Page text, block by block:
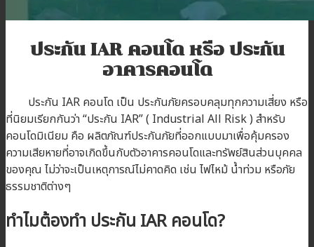
ประกัน IAR คอนโด หรือ ประกัน
อาคารคอนโด
ประกัน IAR คอนโด เป็น ประกันภัยครอบคลุมทุกความเสี่ยง หรือ
ที่นิยมเรียกกันว่า “ประกัน IAR” ( Industrial All Risk ) สำหรับ
คอนโดมิเนียม คือ ผลิตภัณฑ์ประกันภัยที่ออกแบบมาเพื่อคุ้มครอง
ความเสียหายที่อาจเกิดขึ้นกับตัวอาคารคอนโดและทรัพย์สินส่วนบุคคล
ของคุณ ไม่ว่าจะเป็นเหตุการณ์ไม่คาดคิด เช่น ไฟไหม้ น้ำท่วม หรือภัย
ธรรมชาติต่างๆ
ทำไมต้องทำ ประกัน IARคอนโด?